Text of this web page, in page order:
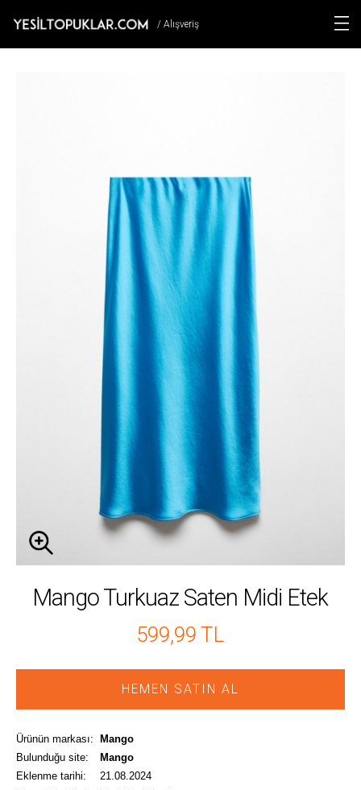
/ Alışveriş
Mango Turkuaz Saten Midi Etek
599,99 TL
HEMEN SATIN AL
Ürünün markası:
Mango
Bulunduğu site:
Mango
Eklenme tarihi:
21.08.2024